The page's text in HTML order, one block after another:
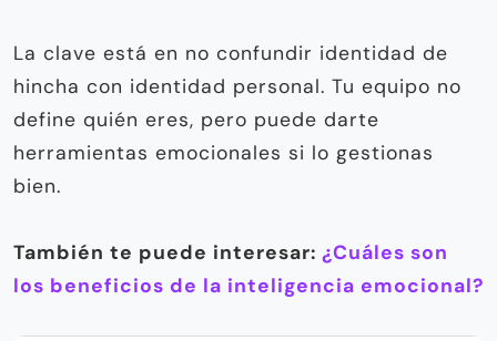
La clave está en no confundir identidad de
hincha con identidad personal. Tu equipo no
define quién eres, pero puede darte
herramientas emocionales si lo gestionas
bien.
También te puede interesar: ¿Cuáles son
los beneficios de la inteligencia emocional?